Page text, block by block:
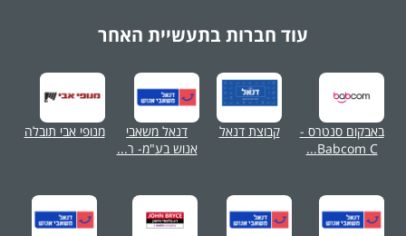
עוד חברות בתעשיית האחר
באבקום סנטרס -
Babcom C...
קבוצת דנאל
דנאל משאבי
אנוש בע"מ- ר...
מנופי אבי תובלה